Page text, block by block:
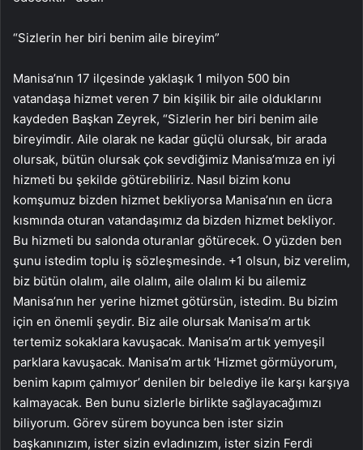
“Sizlerin her biri benim aile bireyim”
Manisa’nın 17 ilçesinde yaklaşık 1 milyon 500 bin
vatandaşa hizmet veren 7 bin kişilik bir aile olduklarını
kaydeden Başkan Zeyrek, “Sizlerin her biri benim aile
bireyimdir. Aile olarak ne kadar güçlü olursak, bir arada
olursak, bütün olursak çok sevdiğimiz Manisa’mıza en iyi
hizmeti bu şekilde götürebiliriz. Nasıl bizim konu
komşumuz bizden hizmet bekliyorsa Manisa’nın en ücra
kısmında oturan vatandaşımız da bizden hizmet bekliyor.
Bu hizmeti bu salonda oturanlar götürecek. O yüzden ben
şunu istedim toplu iş sözleşmesinde. +1 olsun, biz verelim,
biz bütün olalım, aile olalım, aile olalım ki bu ailemiz
Manisa’nın her yerine hizmet götürsün, istedim. Bu bizim
için en önemli şeydir. Biz aile olursak Manisa’m artık
tertemiz sokaklara kavuşacak. Manisa’m artık yemyeşil
parklara kavuşacak. Manisa’m artık ‘Hizmet görmüyorum,
benim kapım çalmıyor’ denilen bir belediye ile karşı karşıya
kalmayacak. Ben bunu sizlerle birlikte sağlayacağımızı
biliyorum. Görev sürem boyunca ben ister sizin
başkanınızım, ister sizin evladınızım, ister sizin Ferdi